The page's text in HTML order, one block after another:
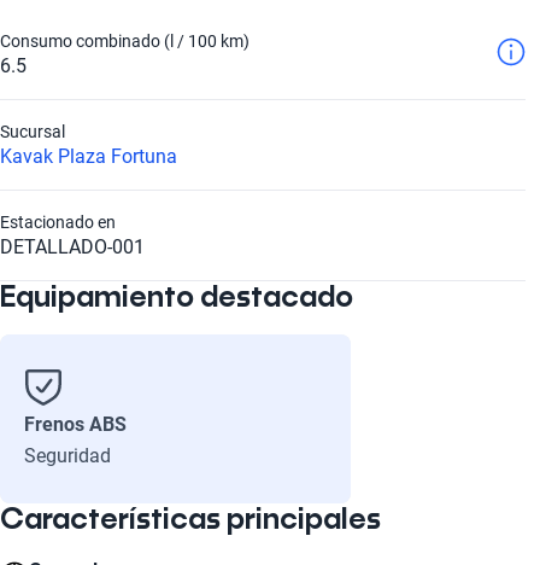
6.5
Consumo combinado (l / 100 km)
Kavak Plaza Fortuna
Sucursal
DETALLADO-001
Estacionado en
Equipamiento destacado
Frenos ABS
Seguridad
Características principales